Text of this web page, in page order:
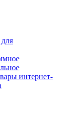
интернет-